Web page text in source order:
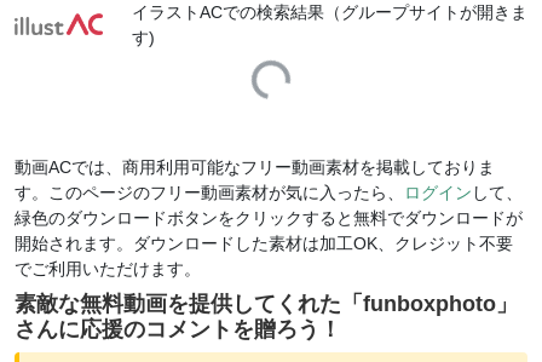
イラストACでの検索結果（グループサイトが開きま
す)
Loading...
動画ACでは、商用利用可能なフリー動画素材を掲載しておりま
す。このページのフリー動画素材が気に入ったら、
ログイン して、
緑色のダウンロードボタンをクリックすると無料でダウンロードが
開始されます。ダウンロードした素材は加工OK、クレジット不要
でご利用いただけます。
素敵な無料動画を提供してくれた「 funboxphoto 」
さんに応援のコメントを贈ろう！